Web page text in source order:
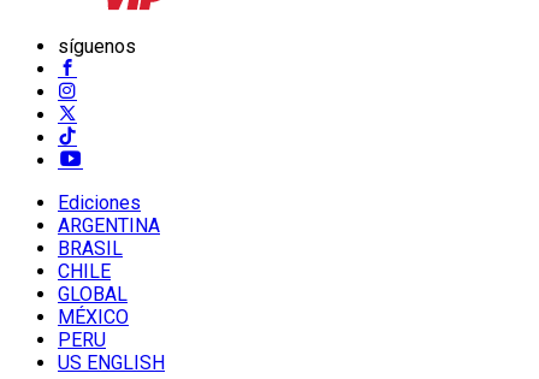
síguenos
Ediciones
ARGENTINA
BRASIL
CHILE
GLOBAL
MÉXICO
PERU
US ENGLISH